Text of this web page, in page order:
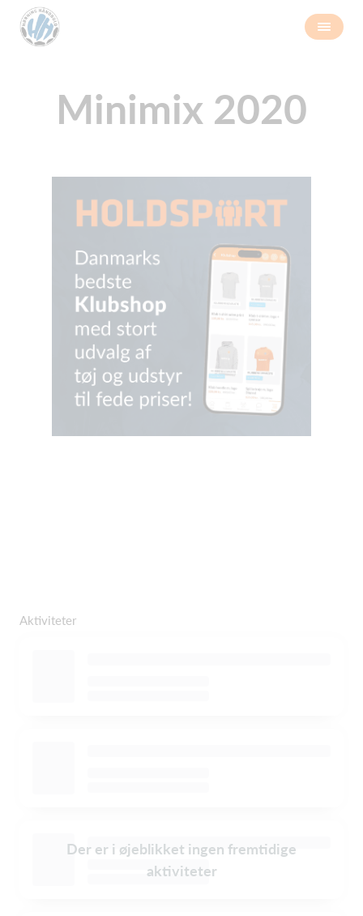
Minimix 2020
Aktiviteter
Der er i øjeblikket ingen fremtidige
aktiviteter